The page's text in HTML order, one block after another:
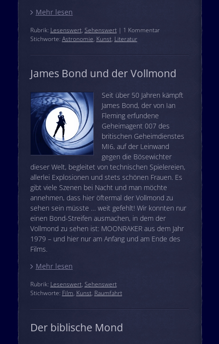
Mehr lesen
Rubrik: Lesenswert, Sehenswert| 1 Kommentar
Stichworte: Astronomie, Kunst, Literatur
James Bond und der Vollmond
Seit über 50 Jahren kämpft
James Bond, der von Ian
Fleming erfundene
Geheimagent 007 des
britischen Geheimdienstes
MI6, auf der Leinwand
gegen die Bösewichter
dieser Welt, begleitet von technischen Spielereien,
allerlei Explosionen und stets schönen Frauen. Es
gibt viele Szenen bei Nacht und man möchte
annehmen, dass hier öftermal der Vollmond zu
sehen sein müsste … weit gefehlt! Wir konnten nur
einen Bond-Streifen ausmachen, in dem der
Vollmond zu sehen ist: MOONRAKER aus dem Jahr
1979 – und hier nur am Anfang und am Ende des
Films.
Mehr lesen
Rubrik: Lesenswert, Sehenswert
Stichworte: Film, Kunst, Raumfahrt
Der biblische Mond